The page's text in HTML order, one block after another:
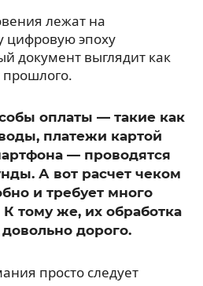
лежат на
цифровую эпоху
документ выглядит как
прошлого.
оплаты — такие как
платежи картой
— проводятся
А вот расчет чеком
и требует много
тому же, их обработка
дорого.
просто следует